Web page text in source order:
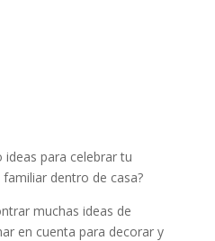
ideas para celebrar tu
dentro de casa?
muchas ideas de
en cuenta para decorar y